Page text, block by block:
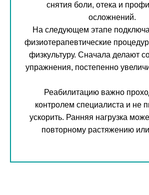
снятия боли, отека и
осложнений.
На следующем этапе
физиотерапевтические
физкультуру. Сначала делают
упражнения, постепенно
Реабилитацию важно
контролем специалиста и не
ускорить. Ранняя нагрузка
повторному растяжению